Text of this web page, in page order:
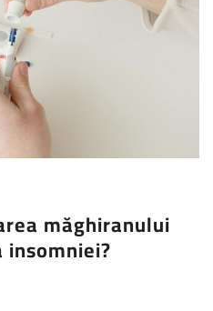
măghiranului